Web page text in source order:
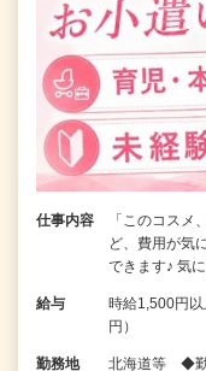
仕事内容
「このコスメ
ど、費用が気
できます♪ 気
給与
時給1,500円
円）
勤務地
北海道等 ◆勤